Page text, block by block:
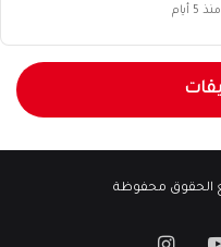
منذ 5 أيام
يوتيوبانستقرام